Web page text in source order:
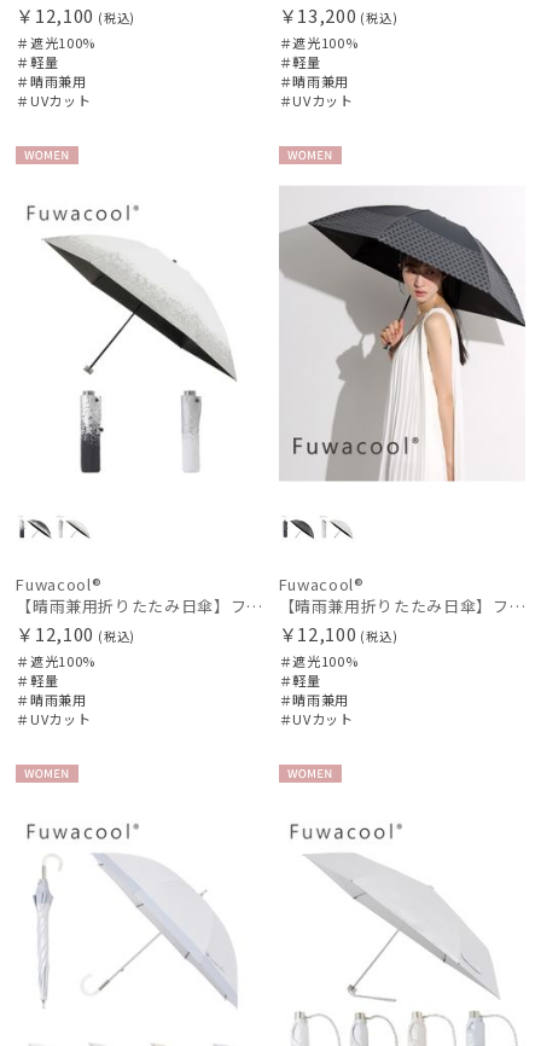
￥12,100 (税込)
＃遮光100%
＃軽量
＃晴雨兼用
＃UVカット
￥13,200 (税込)
＃遮光100%
＃軽量
＃晴雨兼用
＃UVカット
N
Fuwacool®
【晴雨兼用折りたたみ日傘】フワクール®ブラック（Fuwacool® Black）ドライメタル 遮光100
￥12,100 (税込)
＃遮光100%
＃軽量
＃晴雨兼用
＃UVカット
Fuwacool®
【晴雨兼用折りたたみ日傘】フワクール®ブラック（Fuwacool® Black）ジオメトリック 遮光100 UV100
￥12,100 (税込)
＃遮光100%
＃軽量
＃晴雨兼用
＃UVカット
N
N